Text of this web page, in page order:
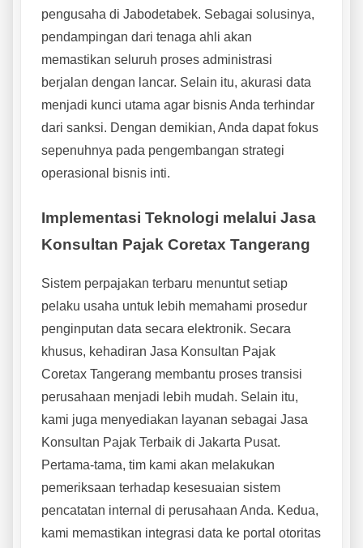
pengusaha di Jabodetabek. Sebagai solusinya,
pendampingan dari tenaga ahli akan
memastikan seluruh proses administrasi
berjalan dengan lancar. Selain itu, akurasi data
menjadi kunci utama agar bisnis Anda terhindar
dari sanksi. Dengan demikian, Anda dapat fokus
sepenuhnya pada pengembangan strategi
operasional bisnis inti.
Implementasi Teknologi melalui Jasa
Konsultan Pajak Coretax Tangerang
Sistem perpajakan terbaru menuntut setiap
pelaku usaha untuk lebih memahami prosedur
penginputan data secara elektronik. Secara
khusus, kehadiran Jasa Konsultan Pajak
Coretax Tangerang membantu proses transisi
perusahaan menjadi lebih mudah. Selain itu,
kami juga menyediakan layanan sebagai Jasa
Konsultan Pajak Terbaik di Jakarta Pusat.
Pertama-tama, tim kami akan melakukan
pemeriksaan terhadap kesesuaian sistem
pencatatan internal di perusahaan Anda. Kedua,
kami memastikan integrasi data ke portal otoritas